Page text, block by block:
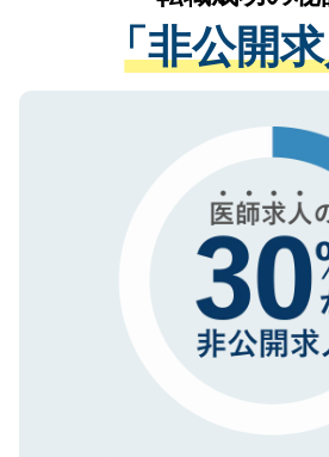
管理基準を満たした事業
る、プライバシーマーク
で、機密保持に関しても
経験をまじえながら、適
させていただきます。す
ない方には、長期的なサ
ので、まずはご登録くだ
「非公開求